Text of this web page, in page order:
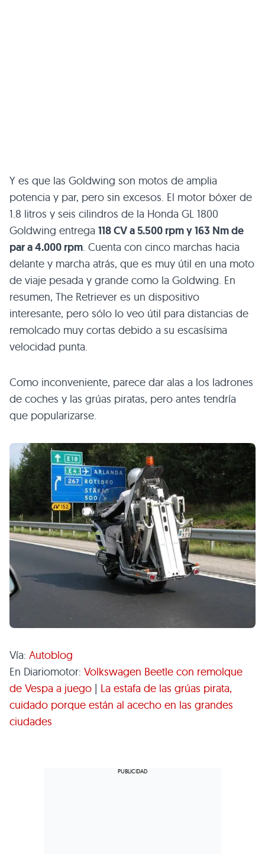
Y es que las Goldwing son motos de amplia
potencia y par, pero sin excesos. El motor bóxer de
1.8 litros y seis cilindros de la Honda GL 1800
Goldwing entrega 118 CV a 5.500 rpm y 163 Nm de
par a 4.000 rpm. Cuenta con cinco marchas hacia
delante y marcha atrás, que es muy útil en una moto
de viaje pesada y grande como la Goldwing. En
resumen, The Retriever es un dispositivo
interesante, pero sólo lo veo útil para distancias de
remolcado muy cortas debido a su escasísima
velocidad punta.
Como inconveniente, parece dar alas a los ladrones
de coches y las grúas piratas, pero antes tendría
que popularizarse.
Vía: Autoblog
En Diariomotor: Volkswagen Beetle con remolque
de Vespa a juego | La estafa de las grúas pirata,
cuidado porque están al acecho en las grandes
ciudades